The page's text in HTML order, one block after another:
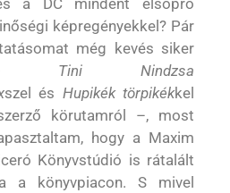
a DC mindent elsöprő
képregényekkel? Pár
még kevés siker
– Tini Nindzsa
szel és Hupikék törpikékkel
körutamról –, most
hogy a Maxim
Könyvstúdió is rátalált
a könyvpiacon. S mivel